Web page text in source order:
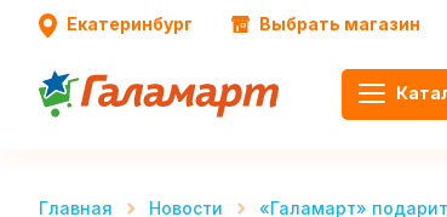
Екатеринбург Выбрать магазин
Главная Новости «Галамарт»